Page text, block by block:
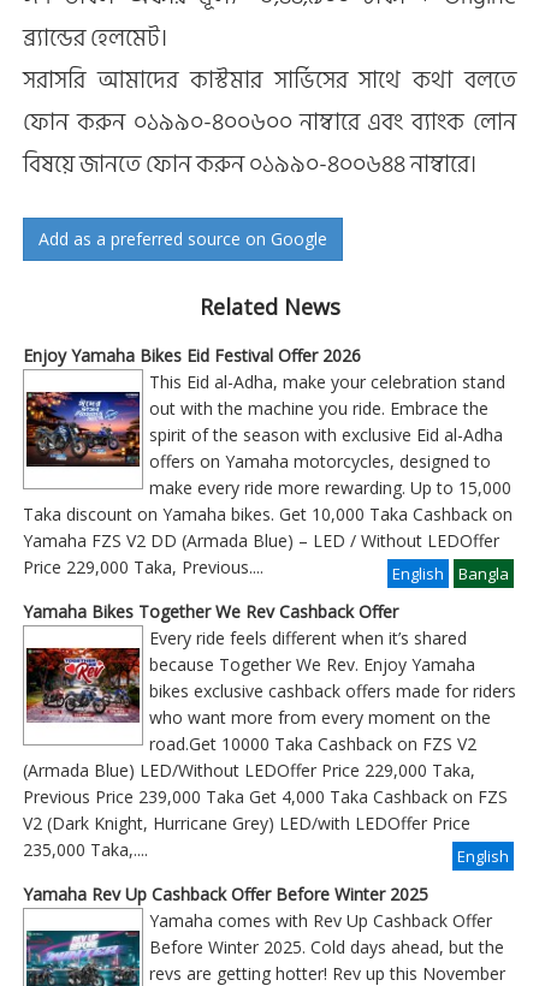
ব্র্যান্ডের হেলমেট।
সরাসরি আমাদের কাস্টমার সার্ভিসের সাথে কথা বলতে
ফোন করুন ০১৯৯০-৪০০৬০০ নাম্বারে এবং ব্যাংক লোন
বিষয়ে জানতে ফোন করুন ০১৯৯০-৪০০৬৪৪ নাম্বারে।
Add as a preferred source on Google
Related News
Enjoy Yamaha Bikes Eid Festival Offer 2026
This Eid al-Adha, make your celebration stand
out with the machine you ride. Embrace the
spirit of the season with exclusive Eid al-Adha
offers on Yamaha motorcycles, designed to
make every ride more rewarding. Up to 15,000
Taka discount on Yamaha bikes. Get 10,000 Taka Cashback on
Yamaha FZS V2 DD (Armada Blue) – LED / Without LEDOffer
Price 229,000 Taka, Previous
Bangla
.... English
Yamaha Bikes Together We Rev Cashback Offer
Every ride feels different when it’s shared
because Together We Rev. Enjoy Yamaha
bikes exclusive cashback offers made for riders
who want more from every moment on the
road.Get 10000 Taka Cashback on FZS V2
(Armada Blue) LED/Without LEDOffer Price 229,000 Taka,
Previous Price 239,000 Taka Get 4,000 Taka Cashback on FZS
V2 (Dark Knight, Hurricane Grey) LED/with LEDOffer Price
235,000 Taka,....
English
Yamaha Rev Up Cashback Offer Before Winter 2025
Yamaha comes with Rev Up Cashback Offer
Before Winter 2025. Cold days ahead, but the
revs are getting hotter! Rev up this November